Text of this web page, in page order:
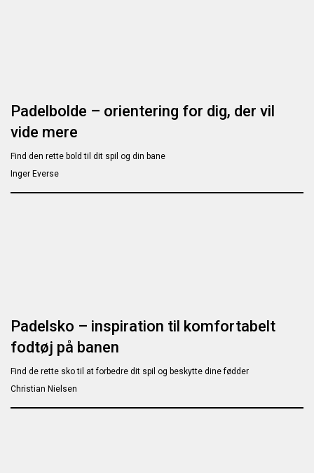
Padelbolde – orientering for dig, der vil
vide mere
Find den rette bold til dit spil og din bane
Inger Everse
Padelsko – inspiration til komfortabelt
fodtøj på banen
Find de rette sko til at forbedre dit spil og beskytte dine fødder
Christian Nielsen